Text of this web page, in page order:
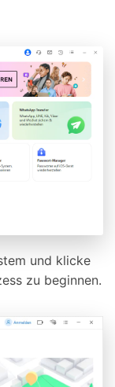
und klicke
zu beginnen.